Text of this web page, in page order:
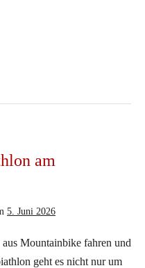
am
5. Juni 2026
Mountainbike fahren und
geht es nicht nur um